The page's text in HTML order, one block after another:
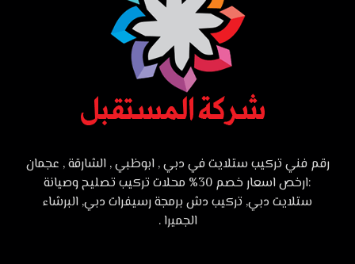
رقم فني تركيب ستلايت في دبي , ابوظبي , الشارقة , عجمان
:ارخص اسعار خصم 30% محلات تركيب تصليح وصيانة
ستلايت دبي, تركيب دش برمجة رسيفرات دبي, البرشاء
الجميرا .